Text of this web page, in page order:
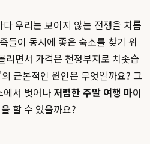
우리는 보이지 않는 전쟁을 치릅
들이 동시에 좋은 숙소를 찾기 위
리면서 가격은 천정부지로 치솟습
근본적인 원인은 무엇일까요? 그
에서 벗어나 저렴한 주말 여행 마이
할 수 있을까요?